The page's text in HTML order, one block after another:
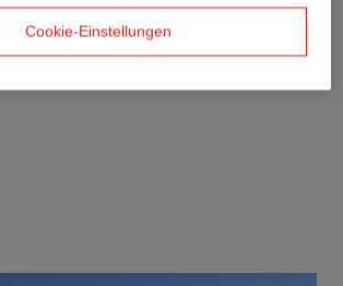
Cookie-Einstellungen